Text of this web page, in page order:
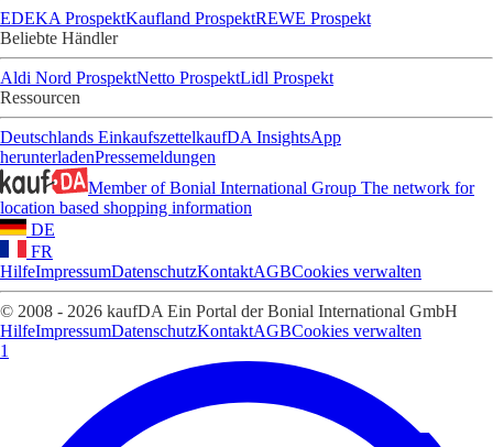
EDEKA ProspektKaufland ProspektREWE Prospekt
Beliebte Händler
Aldi Nord ProspektNetto ProspektLidl Prospekt
Ressourcen
Deutschlands EinkaufszettelkaufDA InsightsApp
herunterladenPressemeldungen
Member of Bonial International Group The network for
location based shopping information
DE
FR
HilfeImpressumDatenschutzKontaktAGBCookies verwalten
© 2008 - 2026 kaufDA Ein Portal der Bonial International GmbH
HilfeImpressumDatenschutzKontaktAGBCookies verwalten
1